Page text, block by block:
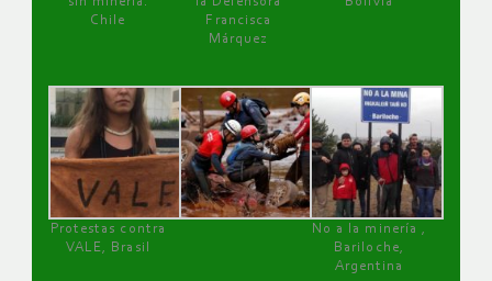
Chile
Francisca
Márquez
Protestas contra
VALE, Brasil
No a la minería ,
Bariloche,
Argentina